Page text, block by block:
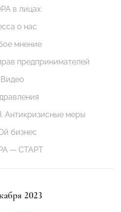
в лицах
о нас
мнение
предпринимателей
Видео
Антикризисные меры
бизнес
— СТАРТ
2023